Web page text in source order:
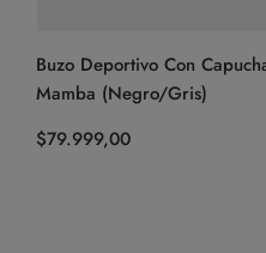
Buzo Deportivo Con
Mamba (Negro/Gris)
$79.999,00